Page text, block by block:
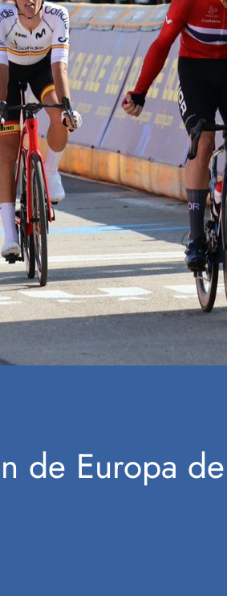
de Europa